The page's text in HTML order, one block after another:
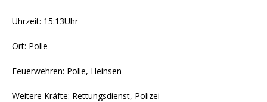
Uhrzeit: 15:13Uhr
Ort: Polle
Feuerwehren: Polle, Heinsen
Weitere Kräfte: Rettungsdienst, Polizei